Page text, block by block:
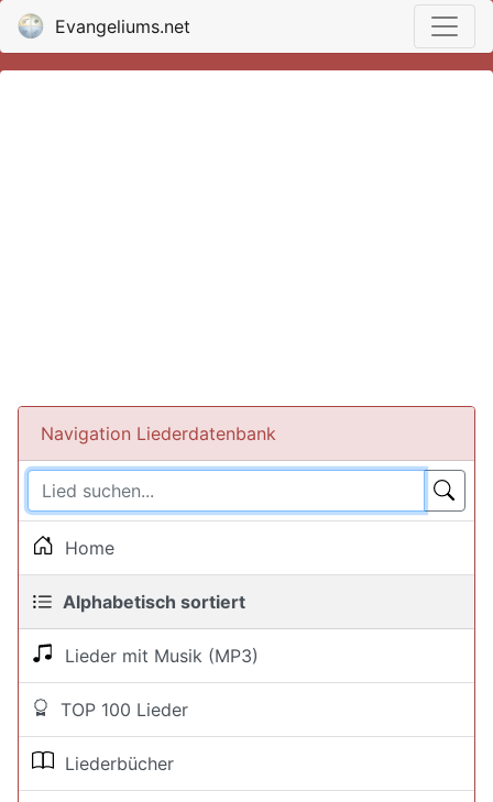
Evangeliums.net
Navigation Liederdatenbank
Home
Alphabetisch sortiert
Lieder mit Musik (MP3)
TOP 100 Lieder
Liederbücher